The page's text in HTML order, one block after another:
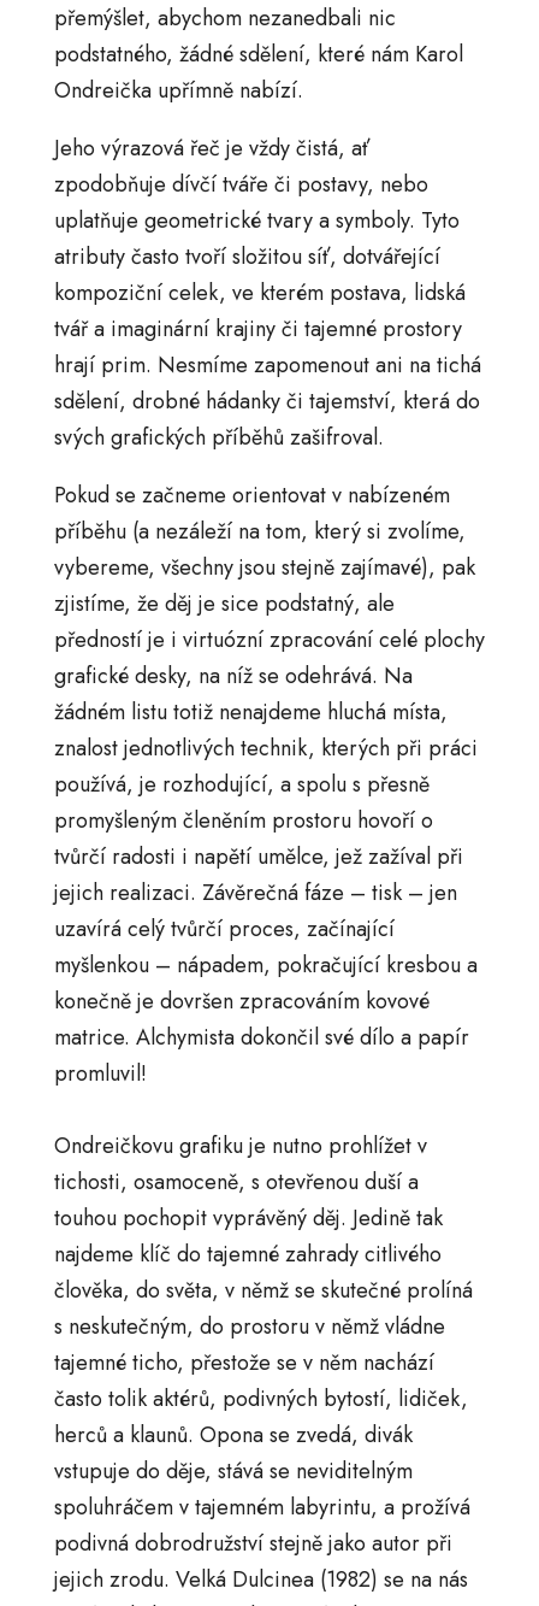
přemýšlet, abychom nezanedbali nic
podstatného, žádné sdělení, které nám Karol
Ondreička upřímně nabízí.
Jeho výrazová řeč je vždy čistá, ať
zpodobňuje dívčí tváře či postavy, nebo
uplatňuje geometrické tvary a symboly. Tyto
atributy často tvoří složitou síť, dotvářející
kompoziční celek, ve kterém postava, lidská
tvář a imaginární krajiny či tajemné prostory
hrají prim. Nesmíme zapomenout ani na tichá
sdělení, drobné hádanky či tajemství, která do
svých grafických příběhů zašifroval.
Pokud se začneme orientovat v nabízeném
příběhu (a nezáleží na tom, který si zvolíme,
vybereme, všechny jsou stejně zajímavé), pak
zjistíme, že děj je sice podstatný, ale
předností je i virtuózní zpracování celé plochy
grafické desky, na níž se odehrává. Na
žádném listu totiž nenajdeme hluchá místa,
znalost jednotlivých technik, kterých při práci
používá, je rozhodující, a spolu s přesně
promyšleným členěním prostoru hovoří o
tvůrčí radosti i napětí umělce, jež zažíval při
jejich realizaci. Závěrečná fáze – tisk – jen
uzavírá celý tvůrčí proces, začínající
myšlenkou – nápadem, pokračující kresbou a
konečně je dovršen zpracováním kovové
matrice. Alchymista dokončil své dílo a papír
promluvil!
Ondreičkovu grafiku je nutno prohlížet v
tichosti, osamoceně, s otevřenou duší a
touhou pochopit vyprávěný děj. Jedině tak
najdeme klíč do tajemné zahrady citlivého
člověka, do světa, v němž se skutečné prolíná
s neskutečným, do prostoru v němž vládne
tajemné ticho, přestože se v něm nachází
často tolik aktérů, podivných bytostí, lidiček,
herců a klaunů. Opona se zvedá, divák
vstupuje do děje, stává se neviditelným
spoluhráčem v tajemném labyrintu, a prožívá
podivná dobrodružství stejně jako autor při
jejich zrodu. Velká Dulcinea (1982) se na nás